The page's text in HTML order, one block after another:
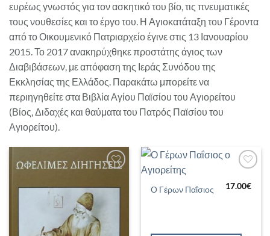
ευρέως γνωστός για τον ασκητικό του βίο, τις πνευματικές
τους νουθεσίες και το έργο του. Η Αγιοκατάταξη του Γέροντα
από το Οικουμενικό Πατριαρχείο έγινε στις 13 Ιανουαρίου
2015. Το 2017 ανακηρύχθηκε προστάτης άγιος των
Διαβιβάσεων, με απόφαση της Ιεράς Συνόδου της
Εκκλησίας της Ελλάδος. Παρακάτω μπορείτε να
περιηγηθείτε στα Βιβλία Αγίου Παϊσίου του Αγιορείτου
(Βίος, Διδαχές και θαύματα του Πατρός Παϊσίου του
Αγιορείτου).
στη Λίστα
Επιθυμιών
στη Λίστα
Ο Γέρων Παΐσιος 17.00€